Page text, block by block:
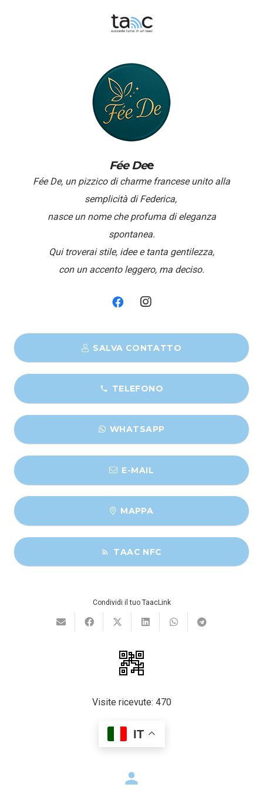
Fée Dee
Fée De, un pizzico di charme francese unito alla
semplicità di Federica,
nasce un nome che profuma di eleganza
spontanea.
Qui troverai stile, idee e tanta gentilezza,
con un accento leggero, ma deciso.
SALVA CONTATTO
phone TELEFONO
WHATSAPP
E-MAIL
MAPPA
rss_feed TAAC NFC
Condividi il tuo TaacLink
Visite ricevute: 470
IT
person